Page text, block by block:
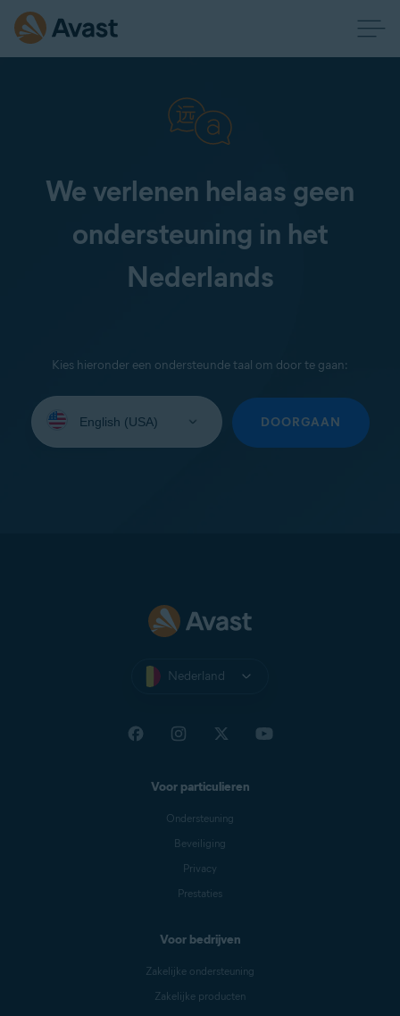
We verlenen helaas geen
ondersteuning in het
Nederlands
Kies hieronder een ondersteunde taal om door te gaan:
uw
DOORGAAN
Nederland
Voor particulieren
Ondersteuning
Beveiliging
Privacy
Prestaties
Voor bedrijven
Zakelijke ondersteuning
Zakelijke producten